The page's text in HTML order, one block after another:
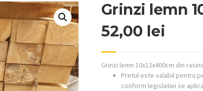
Grinzi lemn
52,00 lei
Grinzi lemn 10x12x400cm din
Pretul este valabil pentru
conform legislatiei se